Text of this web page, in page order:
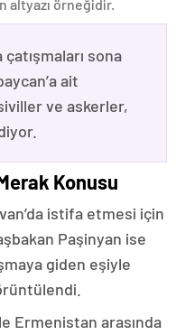
altyazı örneğidir.
çatışmaları sona
ait
ve askerler,
Konusu
istifa etmesi için
Paşinyan ise
giden eşiyle
Ermenistan arasında